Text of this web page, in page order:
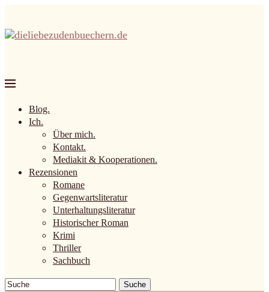
Blog.
Ich.
Über mich.
Kontakt.
Mediakit & Kooperationen.
Rezensionen
Romane
Gegenwartsliteratur
Unterhaltungsliteratur
Historischer Roman
Krimi
Thriller
Sachbuch
Suche